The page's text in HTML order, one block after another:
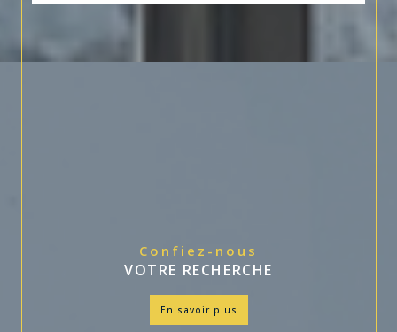
Confiez-nous
VOTRE RECHERCHE
en savoir plus